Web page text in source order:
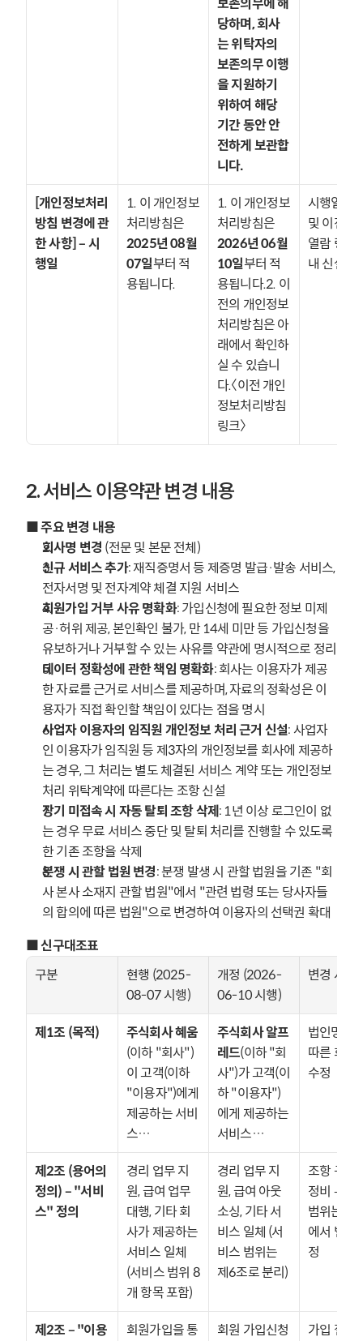
보존의무에 해
당하며, 회사
는 위탁자의
보존의무 이행
을 지원하기
위하여 해당
기간 동안 안
전하게 보관합
니다.
[개인정보처리
방침 변경에 관
한 사항] – 시
행일
1. 이 개인정보
2025년 08월
07일부터 적
용됩니다.
1. 이 개인정보
2026년 06월
10일부터 적
용됩니다.2. 이
전의 개인정보
처리방침은 아
래에서 확인하
실 수 있습니
다.〈이전 개인
정보처리방침
링크〉
시행일 갱
및 이전 방
열람 링크
내 신설
2. 서비스 이용약관 변경 내용
■ 주요 변경 내용
회사명 변경 (전문 및 본문 전체)
신규 서비스 추가: 재직증명서 등 제증명 발급·발송 서비스,
전자서명 및 전자계약 체결 지원 서비스
회원가입 거부 사유 명확화: 가입신청에 필요한 정보 미제
공·허위 제공, 본인확인 불가, 만 14세 미만 등 가입신청을
유보하거나 거부할 수 있는 사유를 약관에 명시적으로 정리
데이터 정확성에 관한 책임 명확화: 회사는 이용자가 제공
한 자료를 근거로 서비스를 제공하며, 자료의 정확성은 이
용자가 직접 확인할 책임이 있다는 점을 명시
사업자 이용자의 임직원 개인정보 처리 근거 신설: 사업자
인 이용자가 임직원 등 제3자의 개인정보를 회사에 제공하
는 경우, 그 처리는 별도 체결된 서비스 계약 또는 개인정보
처리 위탁계약에 따른다는 조항 신설
장기 미접속 시 자동 탈퇴 조항 삭제 : 1년 이상 로그인이 없
는 경우 무료 서비스 중단 및 탈퇴 처리를 진행할 수 있도록
한 기존 조항을 삭제
분쟁 시 관할 법원 변경: 분쟁 발생 시 관할 법원을 기존 "회
사 본사 소재지 관할 법원"에서 "관련 법령 또는 당사자들
의 합의에 따른 법원"으로 변경하여 이용자의 선택권 확대
■ 신구대조표
구분
현행 (2025-
08-07 시행)
개정 (2026-
06-10 시행)
변경 사유
제1조 (목적)
주식회사 혜움
(이하 "회사")
이 고객(이하
"이용자")에게
제공하는 서비
스…
주식회사 알프
레드(이하 "회
사")가 고객(이
하 "이용자")
에게 제공하는
서비스…
법인명 변
따른 회사
수정
제2조 (용어의
정의) – "서비
스" 정의
경리 업무 지
원, 급여 업무
대행, 기타 회
사가 제공하는
서비스 일체
(서비스 범위 8
개 항목 포함)
경리 업무 지
원, 급여 아웃
소싱, 기타 서
비스 일체 (서
비스 범위는
제6조로 분리)
조항 구조
정비 — 서
범위는 제
에서 별도
정
제2조 – "이용
회원가입을 통
회원 가입신청
가입 절차